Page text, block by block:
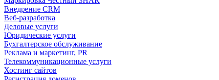
Внедрение CRM
Веб-разработка
Деловые услуги
Юридические услуги
Бухгалтерское обслуживание
Реклама и маркетинг, PR
Телекоммуникационные услуги
Хостинг сайтов